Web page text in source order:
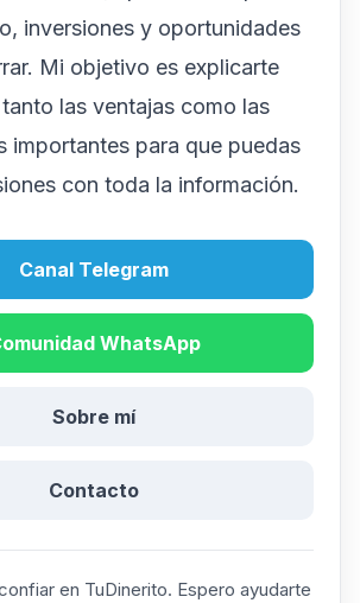
inversiones y oportunidades
Mi objetivo es explicarte
las ventajas como las
importantes para que puedas
con toda la información.
Canal Telegram
WhatsApp
Sobre mí
Contacto
en TuDinerito. Espero ayudarte